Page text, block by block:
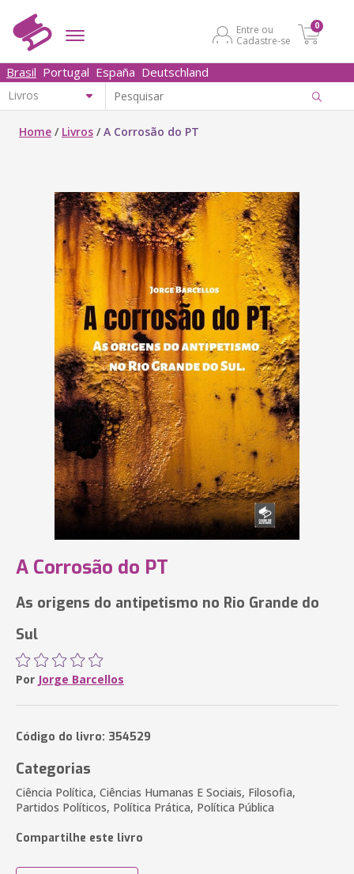
Entre ou
Cadastre-se
0
Brasil Portugal España Deutschland
Home / Livros /A Corrosão do PT
A Corrosão do PT
As origens do antipetismo no Rio Grande do
Sul
Por Jorge Barcellos
Código do livro: 354529
Categorias
Ciência Política, Ciências Humanas E Sociais, Filosofia,
Partidos Políticos, Política Prática, Política Pública
Compartilhe este livro